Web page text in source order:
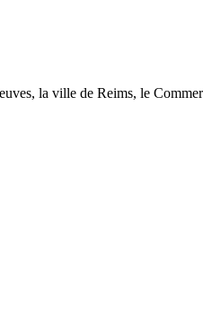
la ville de Reims, le